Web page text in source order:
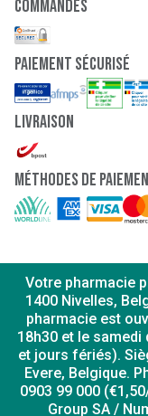
Commandes
paiement sécurisé
Livraison
Méthodes de
Votre pharmacie
1400 Nivelles,
pharmacie est
18h30 et le
et jours fériés).
Evere, Belgique.
0903 99 000
Group SA /